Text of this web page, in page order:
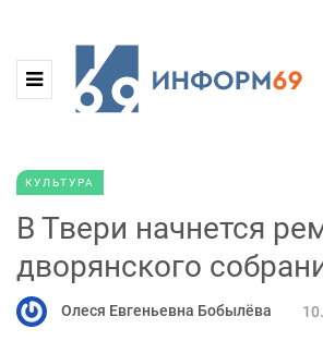
КУЛЬТУРА
В Твери начнется
дворянского
Олеся Евгеньевна Бобылёва